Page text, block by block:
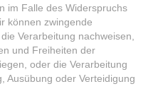
im Falle des Widerspruchs
können zwingende
Verarbeitung nachweisen,
und Freiheiten der
oder die Verarbeitung
Ausübung oder Verteidigung